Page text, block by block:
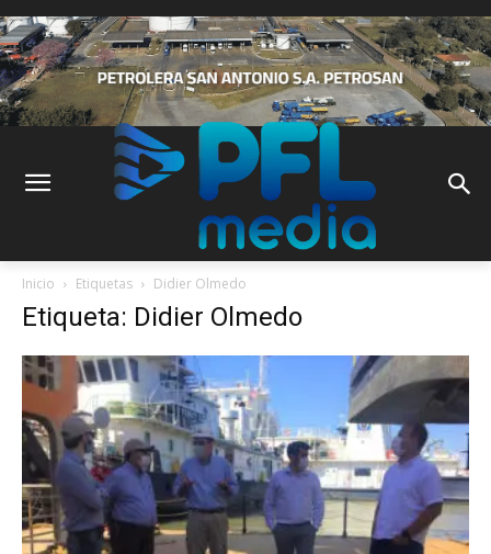
Inicio Etiquetas Didier Olmedo
Etiqueta: Didier Olmedo